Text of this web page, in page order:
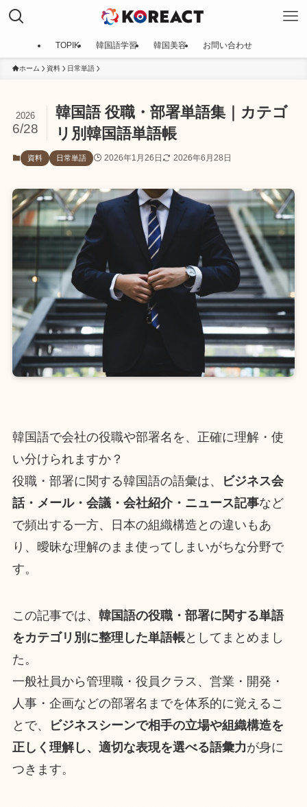
TOPIK 韓国語学習 韓国美容 お問い合わせ
ホーム 資料 日常単語
韓国語 役職・部署単語集｜カテゴ
リ別韓国語単語帳
2026
6/28
資料 日常単語 2026年1月26日 2026年6月28日
韓国語で会社の役職や部署名を、正確に理解・使
い分けられますか？
役職・部署に関する韓国語の語彙は、
ビジネス会
話・メール・会議・会社紹介・ニュース記事など
で頻出する一方、日本の組織構造との違いもあ
り、曖昧な理解のまま使ってしまいがちな分野で
す。
この記事では、 韓国語の役職・部署に関する単語
をカテゴリ別に整理した単語帳としてまとめまし
た。
一般社員から管理職・役員クラス、営業・開発・
人事・企画などの部署名までを体系的に覚えるこ
とで、
ビジネスシーンで相手の立場や組織構造を
正しく理解し、適切な表現を選べる語彙力が身に
つきます。